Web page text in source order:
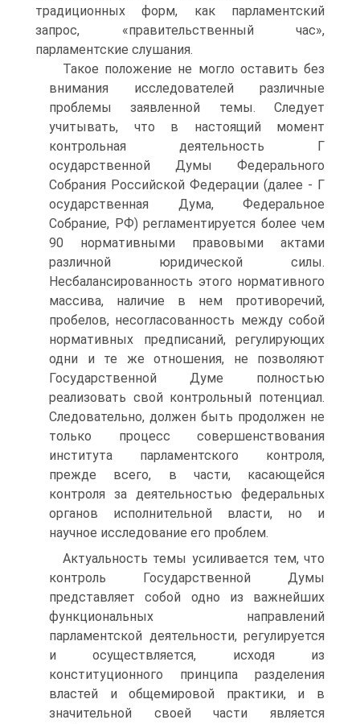
традиционных форм, как парламентский
запрос, «правительственный час»,
парламентские слушания.
Такое положение не могло оставить без
внимания исследователей различные
проблемы заявленной темы. Следует
учитывать, что в настоящий момент
контрольная деятельность Г
осударственной Думы Федерального
Собрания Российской Федерации (далее - Г
осударственная Дума, Федеральное
Собрание, РФ) регламентируется более чем
90 нормативными правовыми актами
различной юридической силы.
Несбалансированность этого нормативного
массива, наличие в нем противоречий,
пробелов, несогласованность между собой
нормативных предписаний, регулирующих
одни и те же отношения, не позволяют
Государственной Думе полностью
реализовать свой контрольный потенциал.
Следовательно, должен быть продолжен не
только процесс совершенствования
института парламентского контроля,
прежде всего, в части, касающейся
контроля за деятельностью федеральных
органов исполнительной власти, но и
научное исследование его проблем.
Актуальность темы усиливается тем, что
контроль Государственной Думы
представляет собой одно из важнейших
функциональных направлений
парламентской деятельности, регулируется
и осуществляется, исходя из
конституционного принципа разделения
властей и общемировой практики, и в
значительной своей части является